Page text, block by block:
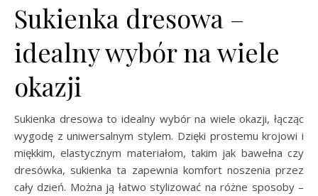
Sukienka dresowa –
idealny wybór na wiele
okazji
Sukienka dresowa to idealny wybór na wiele okazji, łącząc
wygodę z uniwersalnym stylem. Dzięki prostemu krojowi i
miękkim, elastycznym materiałom, takim jak bawełna czy
dresówka, sukienka ta zapewnia komfort noszenia przez
cały dzień. Można ją łatwo stylizować na różne sposoby –